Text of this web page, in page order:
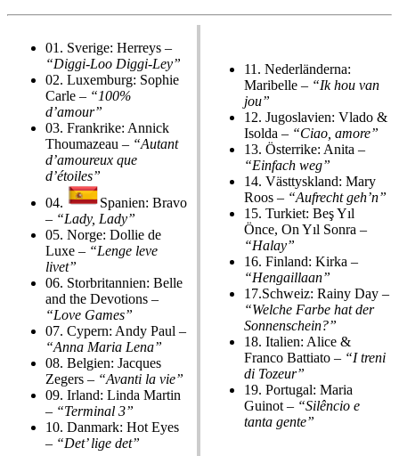
01. Sverige: Herreys –
“Diggi-Loo Diggi-Ley”
02. Luxemburg: Sophie
Carle – “100%
d’amour”
03. Frankrike: Annick
Thoumazeau – “Autant
d’amoureux que
d’étoiles”
04.
Spanien: Bravo
– “Lady, Lady”
05. Norge: Dollie de
Luxe – “Lenge leve
livet”
06. Storbritannien: Belle
and the Devotions –
“Love Games”
07. Cypern: Andy Paul –
“Anna Maria Lena”
08. Belgien: Jacques
Zegers – “Avanti la vie”
09. Irland: Linda Martin
– “Terminal 3”
10. Danmark: Hot Eyes
– “Det’ lige det”
11. Nederländerna:
Maribelle – “Ik hou van
jou”
12. Jugoslavien: Vlado &
Isolda – “Ciao, amore”
13. Österrike: Anita –
“Einfach weg”
14. Västtyskland: Mary
Roos – “Aufrecht geh’n”
15. Turkiet: Beş Yıl
Önce, On Yıl Sonra –
“Halay”
16. Finland: Kirka –
“Hengaillaan”
17.Schweiz: Rainy Day –
“Welche Farbe hat der
Sonnenschein?”
18. Italien: Alice &
Franco Battiato – “I treni
di Tozeur”
19. Portugal: Maria
Guinot – “Silêncio e
tanta gente”